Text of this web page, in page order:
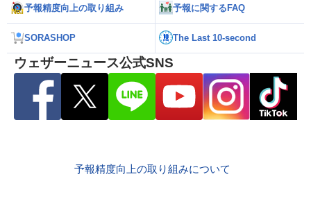
予報精度向上の取り組み 予報に関するFAQ
SORASHOP The Last 10-second
ウェザーニュース公式SNS
予報精度向上の取り組みについて